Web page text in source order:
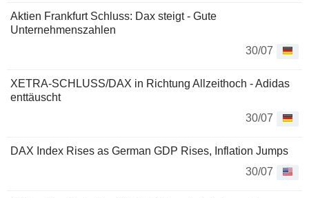
Aktien Frankfurt Schluss: Dax steigt - Gute
Unternehmenszahlen
30/07
XETRA-SCHLUSS/DAX in Richtung Allzeithoch - Adidas
enttäuscht
30/07
DAX Index Rises as German GDP Rises, Inflation Jumps
30/07